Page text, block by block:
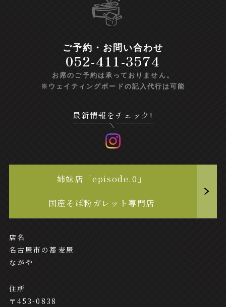
ご予約・お問い合わせ
052-411-3574
お席のご予約は承っておりません。
※ウェイティングボードの記入代行は可能
最新情報をチェック!
姉妹店「episode.0」
国産そば粉ガレット専門店
店名
名古屋市の蕎麦屋
ながや
住所
〒453-0838